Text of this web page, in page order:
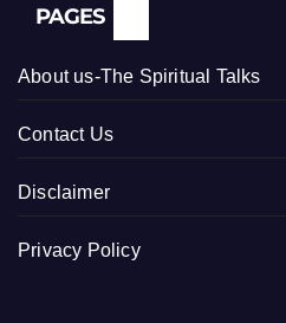
PAGES
About us-The Spiritual Talks
Contact Us
Disclaimer
Privacy Policy